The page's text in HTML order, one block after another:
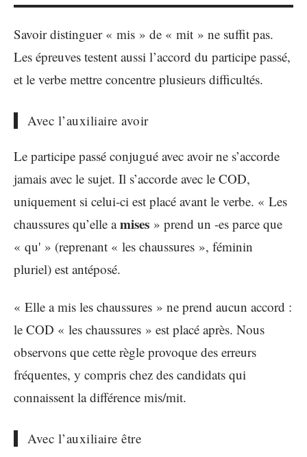
Savoir distinguer « mis » de « mit » ne suffit pas.
Les épreuves testent aussi l’accord du participe passé,
et le verbe mettre concentre plusieurs difficultés.
Avec l’auxiliaire avoir
Le participe passé conjugué avec avoir ne s’accorde
jamais avec le sujet. Il s’accorde avec le COD,
uniquement si celui-ci est placé avant le verbe. « Les
chaussures qu’elle amises » prend un -es parce que
« qu' » (reprenant « les chaussures », féminin
pluriel) est antéposé.
« Elle a mis les chaussures » ne prend aucun accord :
le COD « les chaussures » est placé après. Nous
observons que cette règle provoque des erreurs
fréquentes, y compris chez des candidats qui
connaissent la différence mis/mit.
Avec l’auxiliaire être